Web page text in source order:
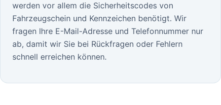
werden vor allem die Sicherheitscodes von
Fahrzeugschein und Kennzeichen benötigt. Wir
fragen Ihre E-Mail-Adresse und Telefonnummer nur
ab, damit wir Sie bei Rückfragen oder Fehlern
schnell erreichen können.